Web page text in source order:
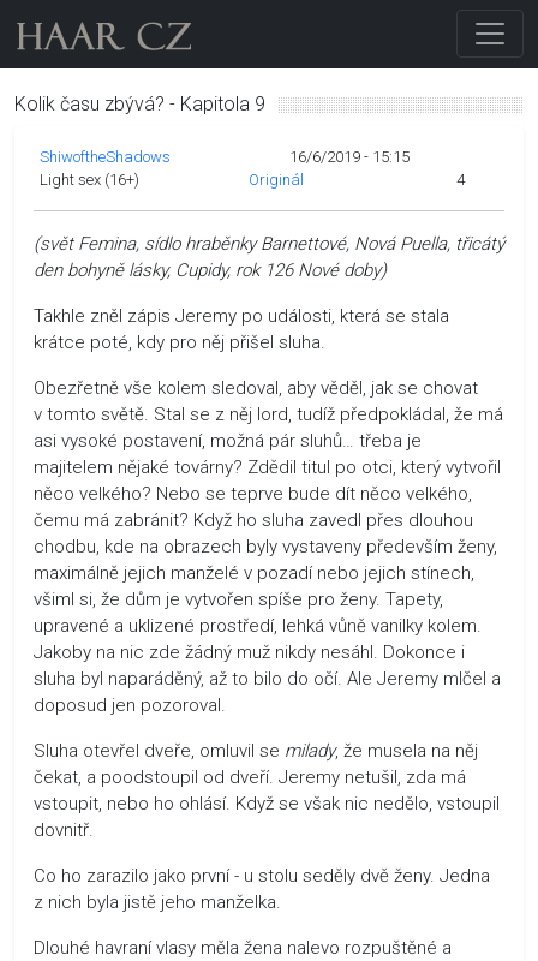
Kolik času zbývá? - Kapitola 9
ShiwoftheShadows
16/6/2019 - 15:15
Light sex (16+)
Originál 4
(svět Femina, sídlo hraběnky Barnettové, Nová Puella, třicátý
den bohyně lásky, Cupidy, rok 126 Nové doby)
Takhle zněl zápis Jeremy po události, která se stala
krátce poté, kdy pro něj přišel sluha.
Obezřetně vše kolem sledoval, aby věděl, jak se chovat
v tomto světě. Stal se z něj lord, tudíž předpokládal, že má
asi vysoké postavení, možná pár sluhů… třeba je
majitelem nějaké továrny? Zdědil titul po otci, který vytvořil
něco velkého? Nebo se teprve bude dít něco velkého,
čemu má zabránit? Když ho sluha zavedl přes dlouhou
chodbu, kde na obrazech byly vystaveny především ženy,
maximálně jejich manželé v pozadí nebo jejich stínech,
všiml si, že dům je vytvořen spíše pro ženy. Tapety,
upravené a uklizené prostředí, lehká vůně vanilky kolem.
Jakoby na nic zde žádný muž nikdy nesáhl. Dokonce i
sluha byl naparáděný, až to bilo do očí. Ale Jeremy mlčel a
doposud jen pozoroval.
Sluha otevřel dveře, omluvil se milady, že musela na něj
čekat, a poodstoupil od dveří. Jeremy netušil, zda má
vstoupit, nebo ho ohlásí. Když se však nic nedělo, vstoupil
dovnitř.
Co ho zarazilo jako první - u stolu seděly dvě ženy. Jedna
z nich byla jistě jeho manželka.
Dlouhé havraní vlasy měla žena nalevo rozpuštěné a